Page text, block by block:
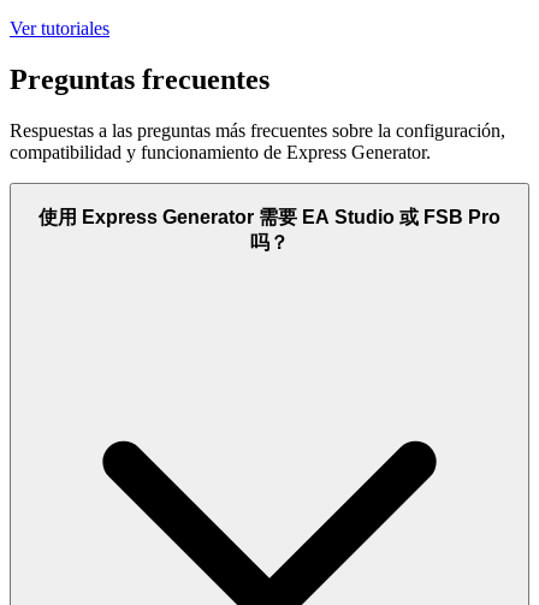
Ver tutoriales
Preguntas frecuentes
Respuestas a las preguntas más frecuentes sobre la configuración,
compatibilidad y funcionamiento de Express Generator.
使用 Express Generator 需要 EA Studio 或 FSB Pro
吗？